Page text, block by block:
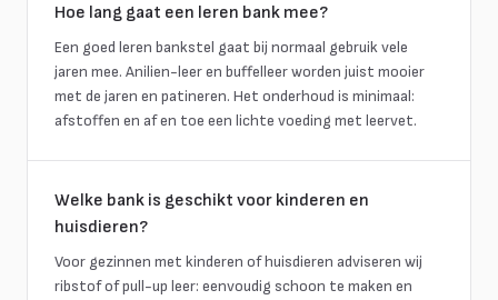
Hoe lang gaat een leren bank mee?
Een goed leren bankstel gaat bij normaal gebruik vele
jaren mee. Anilien-leer en buffelleer worden juist mooier
met de jaren en patineren. Het onderhoud is minimaal:
afstoffen en af en toe een lichte voeding met leervet.
Welke bank is geschikt voor kinderen en
huisdieren?
Voor gezinnen met kinderen of huisdieren adviseren wij
ribstof of pull-up leer: eenvoudig schoon te maken en